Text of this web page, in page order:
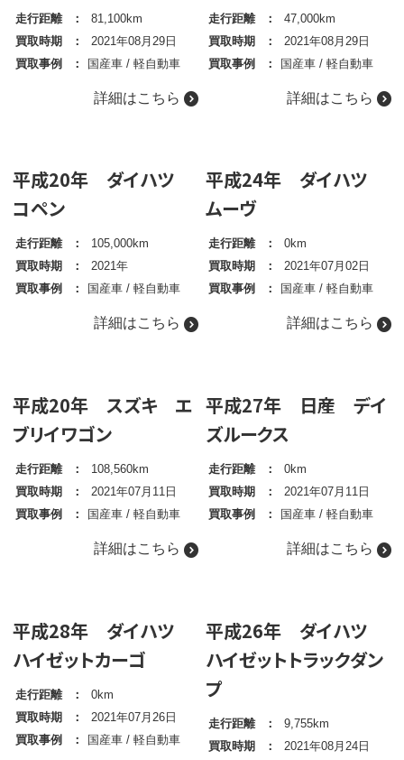
走行距離
81,100km
買取時期
2021年08月29日
買取事例
国産車 / 軽自動車
詳細はこちら
走行距離
47,000km
買取時期
2021年08月29日
買取事例
国産車 /軽自動車
詳細はこちら
平成20年 ダイハツ
コペン
走行距離
105,000km
買取時期
2021年
買取事例
国産車 / 軽自動車
詳細はこちら
平成24年 ダイハツ
ムーヴ
走行距離
0km
買取時期
2021年07月02日
買取事例
国産車 /軽自動車
詳細はこちら
平成20年 スズキ エ
ブリイワゴン
走行距離
108,560km
買取時期
2021年07月11日
買取事例
国産車 / 軽自動車
詳細はこちら
平成27年 日産 デイ
ズルークス
走行距離
0km
買取時期
2021年07月11日
買取事例
国産車 /軽自動車
詳細はこちら
平成28年 ダイハツ
ハイゼットカーゴ
走行距離
0km
買取時期
2021年07月26日
買取事例
国産車 / 軽自動車
平成26年 ダイハツ
ハイゼットトラックダン
プ
走行距離
9,755km
買取時期
2021年08月24日